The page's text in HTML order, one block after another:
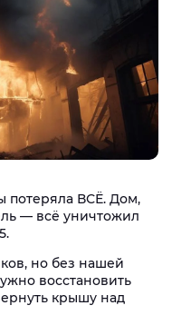
потеряла ВСЁ. Дом,
— всё уничтожил
но без нашей
восстановить
крышу над